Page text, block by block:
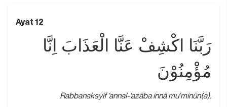
Ayat 12
رَبَّنَا اكْشِفْ عَنَّا الْعَذَابَ اِنَّا
مُؤْمِنُوْنَ
Rabbanaksyif ‘annal-‘ażāba innā mu'minūn(a).